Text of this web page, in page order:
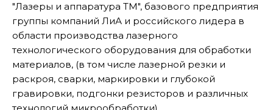
"Лазеры и аппаратура ТМ", базового предприятия
группы компаний ЛиА и российского лидера в
области производства лазерного
технологического оборудования для обработки
материалов, (в том числе лазерной резки и
раскроя, сварки, маркировки и глубокой
гравировки, подгонки резисторов и различных